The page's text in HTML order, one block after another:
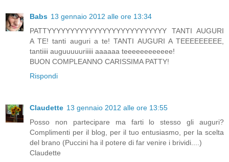
Babs 13 gennaio 2012 alle ore 13:34
PATTYYYYYYYYYYYYYYYYYYYYYYYYYY TANTI AUGURI
A TE! tanti auguri a te! TANTI AUGURI A TEEEEEEEEE,
tantiiii auguuuuuriiiii aaaaaa teeeeeeeeeeee!
BUON COMPLEANNO CARISSIMA PATTY!
Rispondi
Claudette 13 gennaio 2012 alle ore 13:55
Posso non partecipare ma farti lo stesso gli auguri?
Complimenti per il blog, per il tuo entusiasmo, per la scelta
del brano (Puccini ha il potere di far venire i brividi....)
Claudette